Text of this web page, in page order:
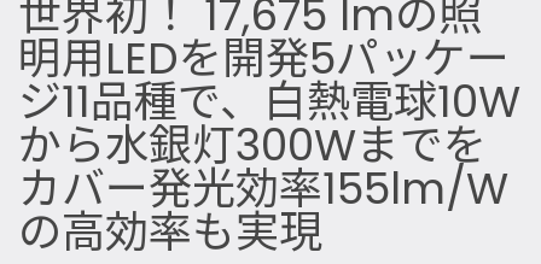
世界初！ 17,675 lmの照
明用LEDを開発5パッケー
ジ11品種で、白熱電球10W
から水銀灯300Wまでを
カバー発光効率155lm/W
の高効率も実現